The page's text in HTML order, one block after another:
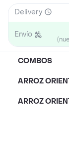
Delivery
Envío
COMBOS
ARROZ